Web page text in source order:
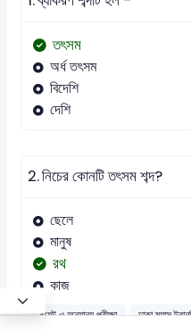
তৎসম
অর্ধ তৎসম
বিদেশি
দেশি
2.নিচের কোনটি তৎসম শব্দ?
ছেলে
মানুষ
রথ
কাজ
বুয়েট ও অন্যান্য পরীক্ষা ঢাকা ম্যাস